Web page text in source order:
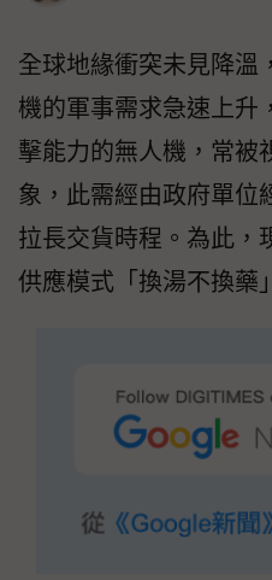
全球地緣衝突未見降溫
機的軍事需求急速上升
擊能力的無人機，常被
象，此需經由政府單位
拉長交貨時程。為此，
供應模式「換湯不換藥